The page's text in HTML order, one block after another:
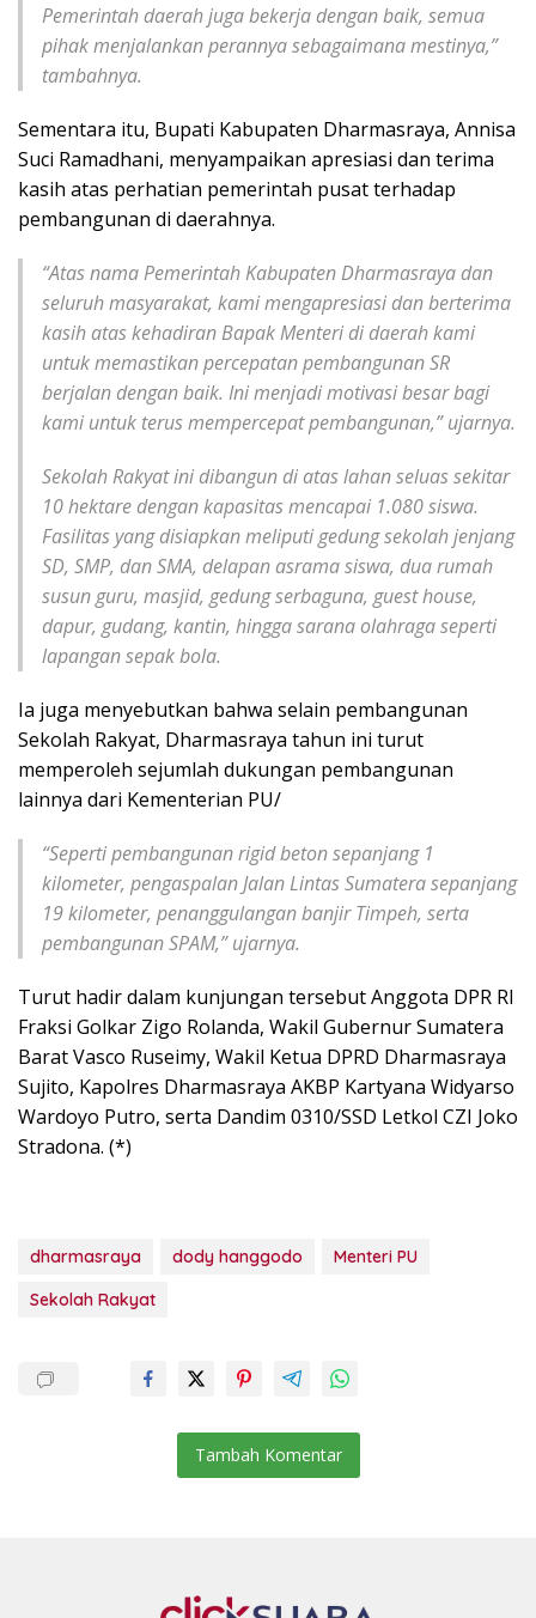
Pemerintah daerah juga bekerja dengan baik, semua
pihak menjalankan perannya sebagaimana mestinya,”
tambahnya.
Sementara itu, Bupati Kabupaten Dharmasraya, Annisa
Suci Ramadhani, menyampaikan apresiasi dan terima
kasih atas perhatian pemerintah pusat terhadap
pembangunan di daerahnya.
“Atas nama Pemerintah Kabupaten Dharmasraya dan
seluruh masyarakat, kami mengapresiasi dan berterima
kasih atas kehadiran Bapak Menteri di daerah kami
untuk memastikan percepatan pembangunan SR
berjalan dengan baik. Ini menjadi motivasi besar bagi
kami untuk terus mempercepat pembangunan,” ujarnya.
Sekolah Rakyat ini dibangun di atas lahan seluas sekitar
10 hektare dengan kapasitas mencapai 1.080 siswa.
Fasilitas yang disiapkan meliputi gedung sekolah jenjang
SD, SMP, dan SMA, delapan asrama siswa, dua rumah
susun guru, masjid, gedung serbaguna, guest house,
dapur, gudang, kantin, hingga sarana olahraga seperti
lapangan sepak bola.
Ia juga menyebutkan bahwa selain pembangunan
Sekolah Rakyat, Dharmasraya tahun ini turut
memperoleh sejumlah dukungan pembangunan
lainnya dari Kementerian PU/
“Seperti pembangunan rigid beton sepanjang 1
kilometer, pengaspalan Jalan Lintas Sumatera sepanjang
19 kilometer, penanggulangan banjir Timpeh, serta
pembangunan SPAM,” ujarnya.
Turut hadir dalam kunjungan tersebut Anggota DPR RI
Fraksi Golkar Zigo Rolanda, Wakil Gubernur Sumatera
Barat Vasco Ruseimy, Wakil Ketua DPRD Dharmasraya
Sujito, Kapolres Dharmasraya AKBP Kartyana Widyarso
Wardoyo Putro, serta Dandim 0310/SSD Letkol CZI Joko
Stradona. (*)
dharmasraya dody hanggodo
Menteri PU
Sekolah Rakyat
Tambah Komentar